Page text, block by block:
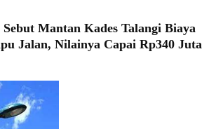
Sebut Mantan Kades Talangi Biaya
Jalan, Nilainya Capai Rp340 Juta